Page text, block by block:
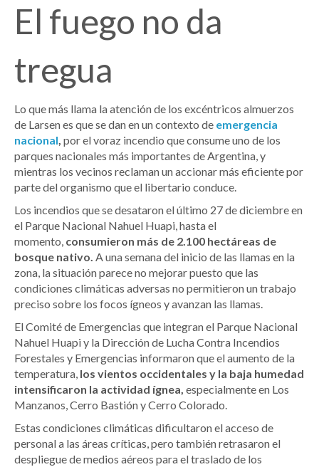
El fuego no da
tregua
Lo que más llama la atención de los excéntricos almuerzos
de Larsen es que se dan en un contexto de emergencia
nacional, por el voraz incendio que consume uno de los
parques nacionales más importantes de Argentina, y
mientras los vecinos reclaman un accionar más eficiente por
parte del organismo que el libertario conduce.
Los incendios que se desataron el último 27 de diciembre en
el Parque Nacional Nahuel Huapi, hasta el
momento, consumieron más de 2.100 hectáreas de
bosque nativo. A una semana del inicio de las llamas en la
zona, la situación parece no mejorar puesto que las
condiciones climáticas adversas no permitieron un trabajo
preciso sobre los focos ígneos y avanzan las llamas.
El Comité de Emergencias que integran el Parque Nacional
Nahuel Huapi y la Dirección de Lucha Contra Incendios
Forestales y Emergencias informaron que el aumento de la
temperatura, los vientos occidentales y la baja humedad
intensificaron la actividad ígnea, especialmente en Los
Manzanos, Cerro Bastión y Cerro Colorado.
Estas condiciones climáticas dificultaron el acceso de
personal a las áreas críticas, pero también retrasaron el
despliegue de medios aéreos para el traslado de los